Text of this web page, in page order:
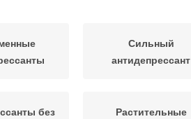
Сильный
антидепрессант
без
Растительные